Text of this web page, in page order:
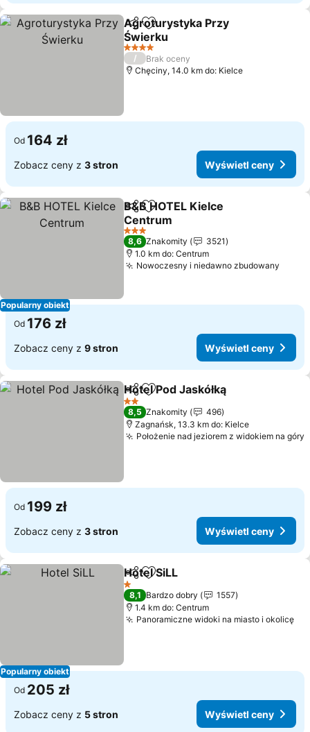
Udostępnij
Dodaj do ulubionych
Agroturystyka Przy
Świerku
Wyświetl ceny
4 Kategoria
/
Brak oceny
Chęciny, 14.0 km do: Kielce
Od 164 zł
Zobacz ceny z 3 stron Wyświetl ceny
Popularny obiekt
Udostępnij
Dodaj do ulubionych
B&B HOTEL Kielce
Centrum
Wyświetl ceny
3 Kategoria
8,6 Znakomity
3521
1.0 km do: Centrum
Nowoczesny i niedawno zbudowany
Od 176 zł
Zobacz ceny z 9 stron Wyświetl ceny
Udostępnij
Dodaj do ulubionych
Hotel Pod Jaskółką
2 Kategoria
8,5 Znakomity
496
Zagnańsk, 13.3 km do: Kielce
Położenie nad jeziorem z widokiem na góry
Od 199 zł
Zobacz ceny z 3 stron Wyświetl ceny
Popularny obiekt
Udostępnij
Dodaj do ulubionych
Hotel SiLL
1 Kategoria
8,1 Bardzo dobry
1557
1.4 km do: Centrum
Panoramiczne widoki na miasto i okolicę
Od 205 zł
Zobacz ceny z 5 stron Wyświetl ceny